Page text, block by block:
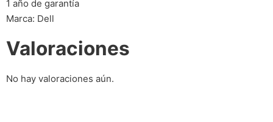
1 año de garantía
Marca: Dell
Valoraciones
No hay valoraciones aún.